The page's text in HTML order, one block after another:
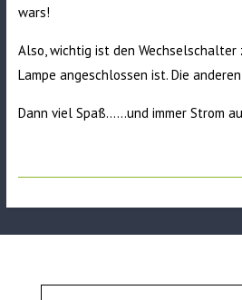
wars!
Also, wichtig ist den Wechselschalter
Lampe angeschlossen ist. Die
Dann viel Spaß……und immer Strom
nach: